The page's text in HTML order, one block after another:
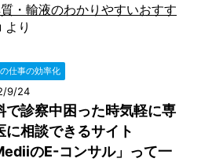
質・輸液のわかりやすいおすす
より
仕事の効率化
9/24
で診察中困った時気軽に専
に相談できるサイト
のE-コンサル」って一